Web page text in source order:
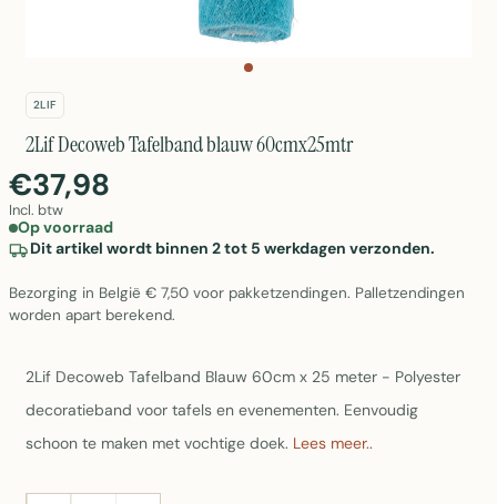
2LIF
2Lif Decoweb Tafelband blauw 60cmx25mtr
€37,98
Incl. btw
Op voorraad
Dit artikel wordt binnen 2 tot 5 werkdagen verzonden.
Bezorging in België € 7,50 voor pakketzendingen. Palletzendingen
worden apart berekend.
2Lif Decoweb Tafelband Blauw 60cm x 25 meter - Polyester
decoratieband voor tafels en evenementen. Eenvoudig
schoon te maken met vochtige doek. Lees meer..